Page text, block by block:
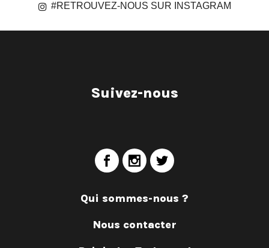
#RETROUVEZ-NOUS SUR INSTAGRAM
Suivez-nous
Qui sommes-nous ?
Nous contacter